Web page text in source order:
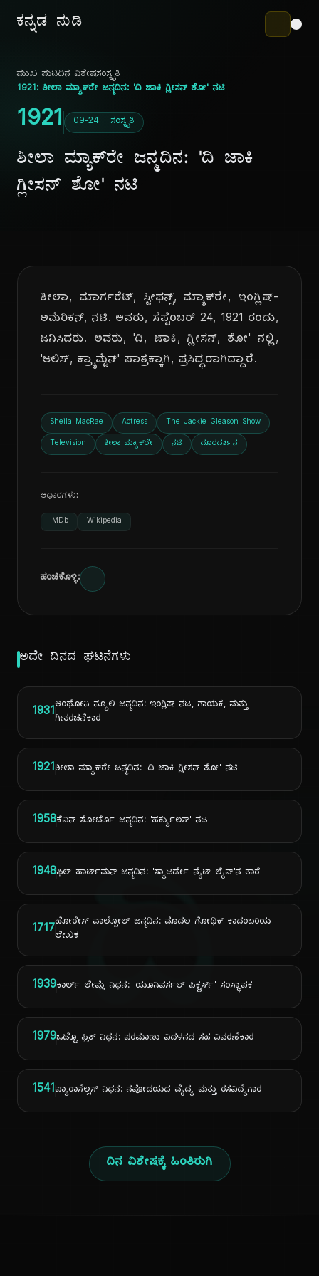
ಕನ್ನಡ ನುಡಿ
ದಿ
ಮುಖ ಪುಟದಿನ ವಿಶೇಷಸಂಸ್ಕೃತಿ
1921: ಶೀಲಾ ಮ್ಯಾಕ್‌ರೇ ಜನ್ಮದಿನ: 'ದಿ ಜಾಕಿ ಗ್ಲೀಸನ್ ಶೋ' ನಟಿ
1921 09-24 · ಸಂಸ್ಕೃತಿ
ಶೀಲಾ ಮ್ಯಾಕ್‌ರೇ ಜನ್ಮದಿನ: 'ದಿ ಜಾಕಿ
ಗ್ಲೀಸನ್ ಶೋ' ನಟಿ
ಶೀಲಾ, ಮಾರ್ಗರೆಟ್, ಸ್ಟೀಫನ್ಸ್, ಮ್ಯಾಕ್‌ರೇ, ಇಂಗ್ಲಿಷ್-
ಅಮೆರಿಕನ್, ನಟಿ. ಅವರು, ಸೆಪ್ಟೆಂಬರ್ 24, 1921 ರಂದು,
ಜನಿಸಿದರು. ಅವರು, 'ದಿ, ಜಾಕಿ, ಗ್ಲೀಸನ್, ಶೋ' ನಲ್ಲಿ,
'ಆಲಿಸ್, ಕ್ರ್ಯಾಮ್ಡೆನ್' ಪಾತ್ರಕ್ಕಾಗಿ, ಪ್ರಸಿದ್ಧರಾಗಿದ್ದಾರೆ.
Sheila MacRae Actress The Jackie Gleason Show
Television ಶೀಲಾ ಮ್ಯಾಕ್‌ರೇ ನಟಿ ದೂರದರ್ಶನ
ಆಧಾರಗಳು:
IMDb Wikipedia
ಹಂಚಿಕೊಳ್ಳಿ:
ಅದೇ ದಿನದ ಘಟನೆಗಳು
1931ಆಂಥೋನಿ ನ್ಯೂಲಿ ಜನ್ಮದಿನ: ಇಂಗ್ಲಿಷ್ ನಟ, ಗಾಯಕ, ಮತ್ತು
ಗೀತರಚನೆಕಾರ
1921ಶೀಲಾ ಮ್ಯಾಕ್‌ರೇ ಜನ್ಮದಿನ: 'ದಿ ಜಾಕಿ ಗ್ಲೀಸನ್ ಶೋ' ನಟಿ
1958ಕೆವಿನ್ ಸೋರ್ಬೊ ಜನ್ಮದಿನ: 'ಹರ್ಕ್ಯುಲಸ್' ನಟ
1948ಫಿಲ್ ಹಾರ್ಟ್‌ಮನ್ ಜನ್ಮದಿನ: 'ಸ್ಯಾಟರ್ಡೇ ನೈಟ್ ಲೈವ್'ನ ತಾರೆ
1717ಹೋರೇಸ್ ವಾಲ್ಪೋಲ್ ಜನ್ಮದಿನ: ಮೊದಲ ಗೋಥಿಕ್ ಕಾದಂಬರಿಯ
ಲೇಖಕ
1939ಕಾರ್ಲ್ ಲೇಮ್ಲೆ ನಿಧನ: 'ಯೂನಿವರ್ಸಲ್ ಪಿಕ್ಚರ್ಸ್' ಸಂಸ್ಥಾಪಕ
1979ಒಟ್ಟೊ ಫ್ರಿಶ್ ನಿಧನ: ಪರಮಾಣು ವಿದಳನದ ಸಹ-ವಿವರಣೆಕಾರ
1541ಪ್ಯಾರಾಸೆಲ್ಸಸ್ ನಿಧನ: ನವೋದಯದ ವೈದ್ಯ ಮತ್ತು ರಸವಿದ್ಯೆಗಾರ
ದಿನ ವಿಶೇಷಕ್ಕೆ ಹಿಂತಿರುಗಿ